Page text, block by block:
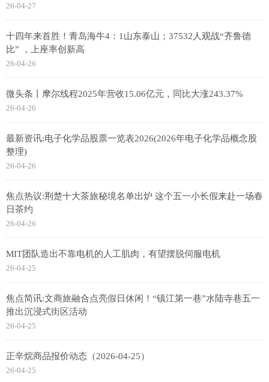
26-04-27
十四年来首胜！青岛海牛4：1山东泰山；37532人观战“齐鲁德
比” ，上座率创新高
26-04-26
微头条丨摩尔线程2025年营收15.06亿元，同比大涨243.37%
26-04-26
最新资讯:电子化学品股票一览表2026(2026年电子化学品概念股
整理)
26-04-26
焦点热议:荆楚十大茶旅秘境名单出炉 这个五一小长假来赴一场春
日茶约
26-04-26
MIT团队造出不靠电机的人工肌肉，有望摆脱伺服电机
26-04-25
焦点简讯:文商旅融合点亮假日休闲！“镇江第一巷”水陆寺巷五一
推出沉浸式街区活动
26-04-25
正辛烷商品报价动态（2026-04-25）
26-04-25